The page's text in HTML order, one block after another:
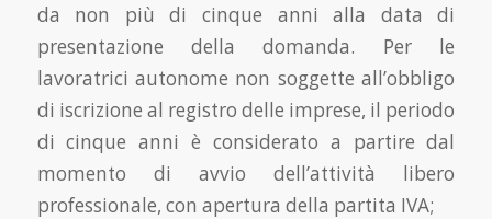
da non più di cinque anni alla data di
presentazione della domanda. Per le
lavoratrici autonome non soggette all’obbligo
di iscrizione al registro delle imprese, il periodo
di cinque anni è considerato a partire dal
momento di avvio dell’attività libero
professionale, con apertura della partita IVA;